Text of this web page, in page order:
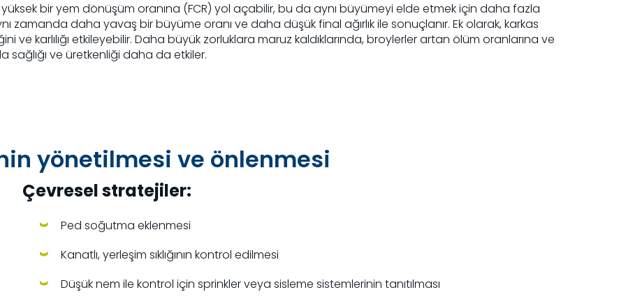
bir yem dönüşüm oranına (FCR) yol açabilir, bu da aynı büyümeyi elde etmek için daha fazla
zamanda daha yavaş bir büyüme oranı ve daha düşük final ağırlık ile sonuçlanır. Ek olarak, karkas
ve karlılığı etkileyebilir. Daha büyük zorluklara maruz kaldıklarında, broylerler artan ölüm oranlarına ve
sağlığı ve üretkenliği daha da etkiler.
yönetilmesi ve önlenmesi
Çevresel stratejiler:
Ped soğutma eklenmesi
Kanatlı, yerleşim sıklığının kontrol edilmesi
Düşük nem ile kontrol için sprinkler veya sisleme sistemlerinin tanıtılması